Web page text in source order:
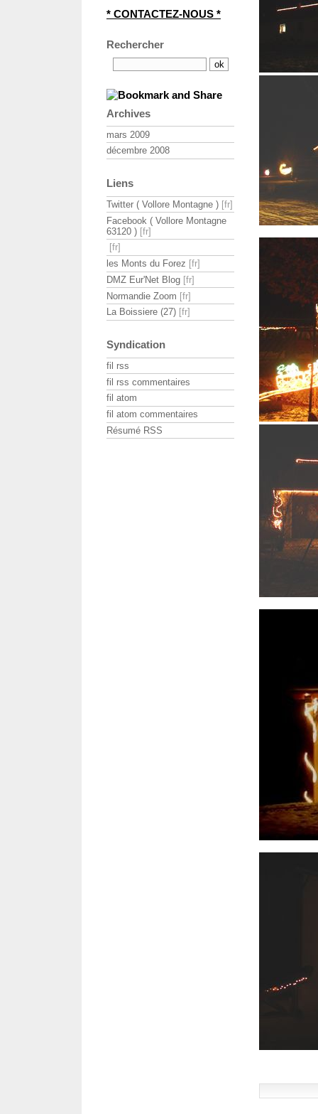
* CONTACTEZ-NOUS *
Rechercher
Archives
mars 2009
décembre 2008
Liens
Twitter ( Vollore Montagne )
Facebook ( Vollore Montagne
63120 )
les Monts du Forez
DMZ Eur'Net Blog
Normandie Zoom
La Boissiere (27)
Syndication
fil rss
fil rss commentaires
fil atom
fil atom commentaires
Résumé RSS